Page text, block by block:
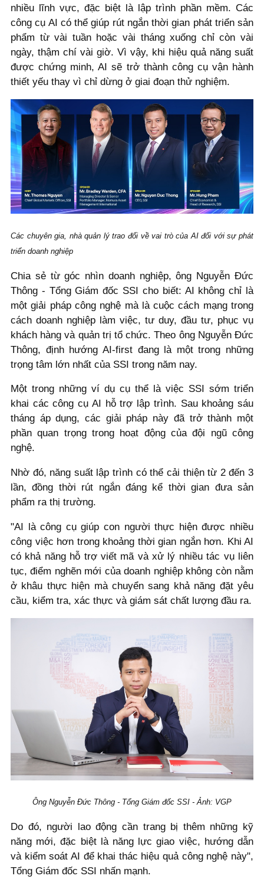
nhiều lĩnh vực, đặc biệt là lập trình phần mềm. Các
công cụ AI có thể giúp rút ngắn thời gian phát triển sản
phẩm từ vài tuần hoặc vài tháng xuống chỉ còn vài
ngày, thậm chí vài giờ. Vì vậy, khi hiệu quả năng suất
được chứng minh, AI sẽ trở thành công cụ vận hành
thiết yếu thay vì chỉ dừng ở giai đoạn thử nghiệm.
Các chuyên gia, nhà quản lý trao đổi về vai trò của AI đối với sự phát
triển doanh nghiệp
Chia sẻ từ góc nhìn doanh nghiệp, ông Nguyễn Đức
Thông - Tổng Giám đốc SSI cho biết: AI không chỉ là
một giải pháp công nghệ mà là cuộc cách mạng trong
cách doanh nghiệp làm việc, tư duy, đầu tư, phục vụ
khách hàng và quản trị tổ chức. Theo ông Nguyễn Đức
Thông, định hướng AI-first đang là một trong những
trọng tâm lớn nhất của SSI trong năm nay.
Một trong những ví dụ cụ thể là việc SSI sớm triển
khai các công cụ AI hỗ trợ lập trình. Sau khoảng sáu
tháng áp dụng, các giải pháp này đã trở thành một
phần quan trọng trong hoạt động của đội ngũ công
nghệ.
Nhờ đó, năng suất lập trình có thể cải thiện từ 2 đến 3
lần, đồng thời rút ngắn đáng kể thời gian đưa sản
phẩm ra thị trường.
"AI là công cụ giúp con người thực hiện được nhiều
công việc hơn trong khoảng thời gian ngắn hơn. Khi AI
có khả năng hỗ trợ viết mã và xử lý nhiều tác vụ liên
tục, điểm nghẽn mới của doanh nghiệp không còn nằm
ở khâu thực hiện mà chuyển sang khả năng đặt yêu
cầu, kiểm tra, xác thực và giám sát chất lượng đầu ra.
Ông Nguyễn Đức Thông - Tổng Giám đốc SSI - Ảnh: VGP
Do đó, người lao động cần trang bị thêm những kỹ
năng mới, đặc biệt là năng lực giao việc, hướng dẫn
và kiểm soát AI để khai thác hiệu quả công nghệ này",
Tổng Giám đốc SSI nhấn mạnh.